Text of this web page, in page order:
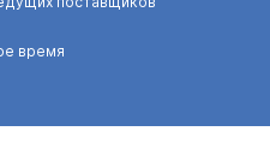
время